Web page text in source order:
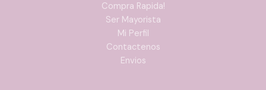
Compra Rapida!
Ser Mayorista
Mi Perfil
Contactenos
Envios